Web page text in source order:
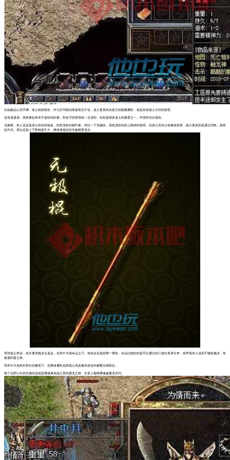
比如极品心灵手镯，道士就很喜欢，作为沃玛级别装备暂且不说，道士更喜欢的是它的隐藏属性，就是加强道士火符的损害。
还有逍遥扇，虽然看起来并不是特别好看，和名字的意境有一点违和，但却是很多道士的最爱之一，毕竟性价比很高。
无极棍，有人说这是道士的信仰装备，给把龙纹剑都不换，对比一下也确实，虽然龙纹剑的上限相对较高，但道士其实少有爆发损害，战斗更多的是通过消耗，熬死
的方式，所以还是上下限相差不大，整体更稳定的无极棍更适合。
而对战士来说，也许屠龙裁决太遥远，但井中月或命运之刃，有机会还是想搏一搏的，命运比较好的是可以通过自己做任务弄出来，很早就有人说其不输给裁决，有
破盾利器之称。
而井中月虽然外形长的像菜刀，但整体属性也和战士高血量高攻击的侧重点相契合。
每个法师心中的生物应该就是嗜魂素有战士里的屠龙之称，许多人都将嗜魂越屠龙并列。